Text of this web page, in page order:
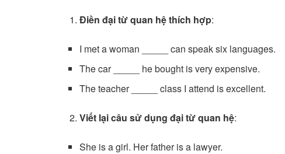
Điền đại từ quan hệ thích hợp:
I met a woman _____ can speak six languages.
The car _____ he bought is very expensive.
The teacher _____ class I attend is excellent.
Viết lại câu sử dụng đại từ quan hệ:
She is a girl. Her father is a lawyer.